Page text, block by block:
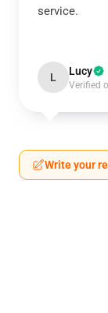
service.
L Lucy
Verified
Write your